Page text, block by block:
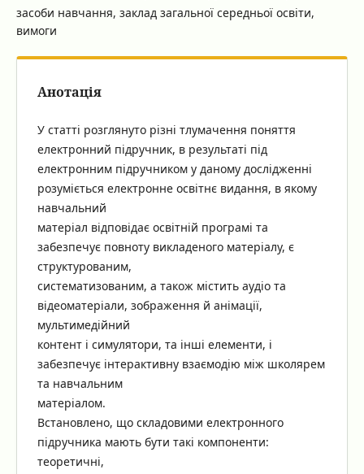
засоби навчання, заклад загальної середньої освіти,
вимоги
Анотація
У статті розглянуто різні тлумачення поняття
електронний підручник, в результаті під
електронним підручником у даному дослідженні
розуміється електронне освітнє видання, в якому
навчальний
матеріал відповідає освітній програмі та
забезпечує повноту викладеного матеріалу, є
структурованим,
систематизованим, а також містить аудіо та
відеоматеріали, зображення й анімації,
мультимедійний
контент і симулятори, та інші елементи, і
забезпечує інтерактивну взаємодію між школярем
та навчальним
матеріалом.
Встановлено, що складовими електронного
підручника мають бути такі компоненти:
теоретичні,